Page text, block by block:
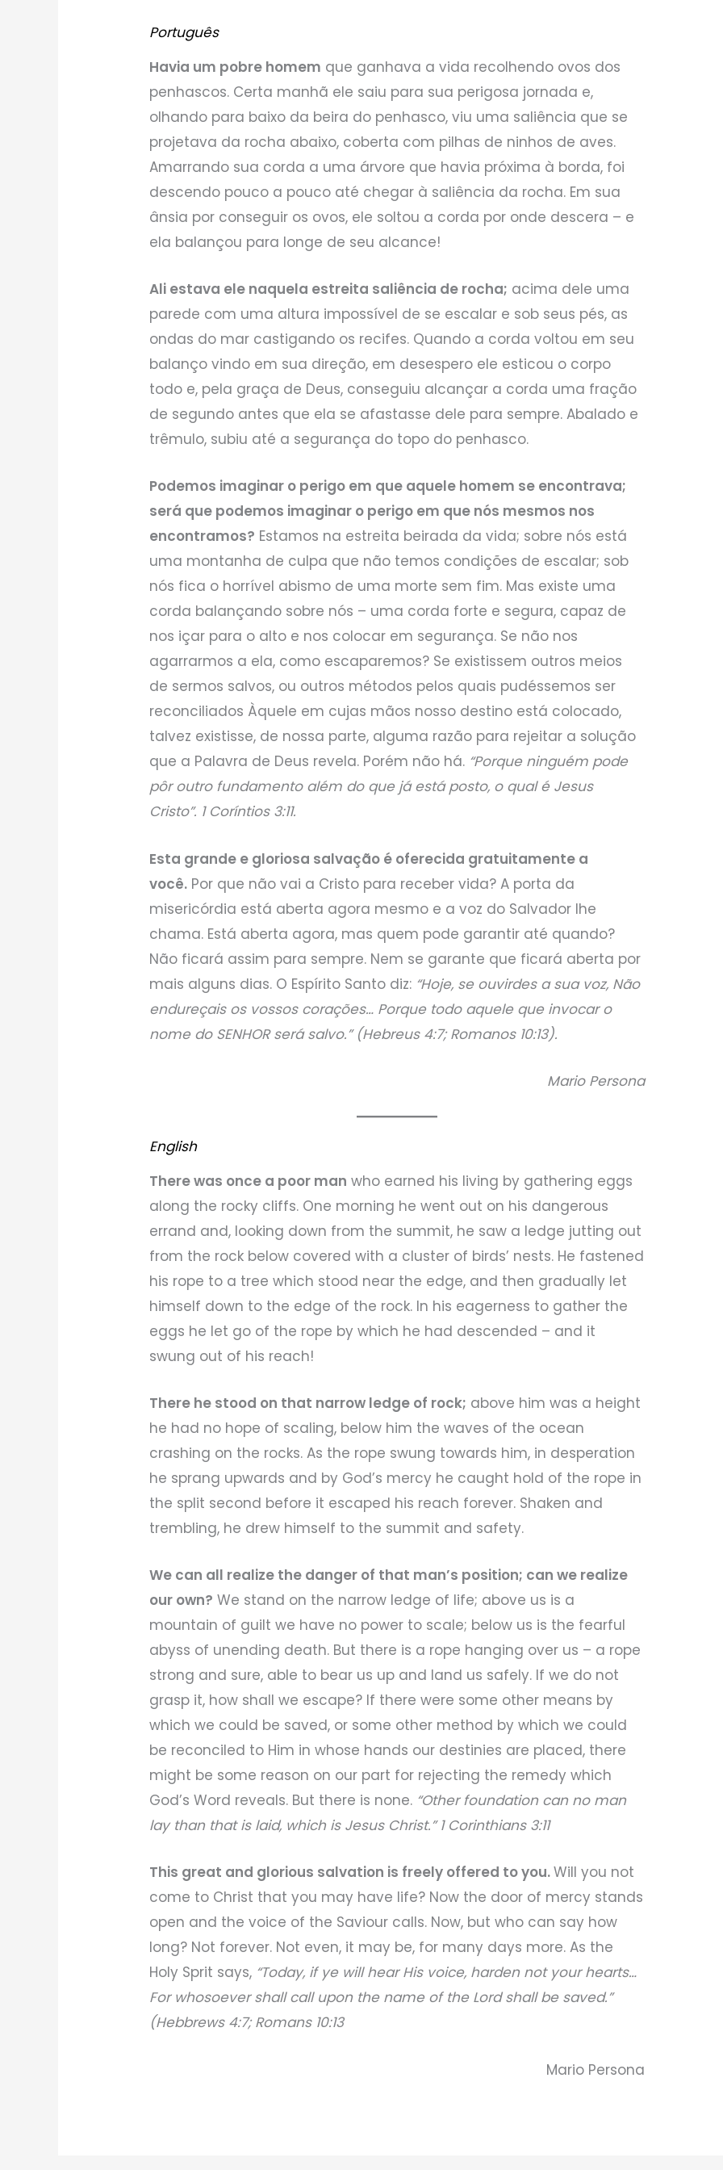
Português
Havia um pobre homem que ganhava a vida recolhendo ovos dos
penhascos. Certa manhã ele saiu para sua perigosa jornada e,
olhando para baixo da beira do penhasco, viu uma saliência que se
projetava da rocha abaixo, coberta com pilhas de ninhos de aves.
Amarrando sua corda a uma árvore que havia próxima à borda, foi
descendo pouco a pouco até chegar à saliência da rocha. Em sua
ânsia por conseguir os ovos, ele soltou a corda por onde descera – e
ela balançou para longe de seu alcance!
Ali estava ele naquela estreita saliência de rocha; acima dele uma
parede com uma altura impossível de se escalar e sob seus pés, as
ondas do mar castigando os recifes. Quando a corda voltou em seu
balanço vindo em sua direção, em desespero ele esticou o corpo
todo e, pela graça de Deus, conseguiu alcançar a corda uma fração
de segundo antes que ela se afastasse dele para sempre. Abalado e
trêmulo, subiu até a segurança do topo do penhasco.
Podemos imaginar o perigo em que aquele homem se encontrava;
será que podemos imaginar o perigo em que nós mesmos nos
encontramos? Estamos na estreita beirada da vida; sobre nós está
uma montanha de culpa que não temos condições de escalar; sob
nós fica o horrível abismo de uma morte sem fim. Mas existe uma
corda balançando sobre nós – uma corda forte e segura, capaz de
nos içar para o alto e nos colocar em segurança. Se não nos
agarrarmos a ela, como escaparemos? Se existissem outros meios
de sermos salvos, ou outros métodos pelos quais pudéssemos ser
reconciliados Àquele em cujas mãos nosso destino está colocado,
talvez existisse, de nossa parte, alguma razão para rejeitar a solução
que a Palavra de Deus revela. Porém não há. “Porque ninguém pode
pôr outro fundamento além do que já está posto, o qual é Jesus
Cristo”. 1 Coríntios 3:11.
Esta grande e gloriosa salvação é oferecida gratuitamente a
você. Por que não vai a Cristo para receber vida? A porta da
misericórdia está aberta agora mesmo e a voz do Salvador lhe
chama. Está aberta agora, mas quem pode garantir até quando?
Não ficará assim para sempre. Nem se garante que ficará aberta por
mais alguns dias. O Espírito Santo diz: “Hoje, se ouvirdes a sua voz, Não
endureçais os vossos corações… Porque todo aquele que invocar o
nome do SENHOR será salvo.” (Hebreus 4:7; Romanos 10:13).
Mario Persona
English
There was once a poor man who earned his living by gathering eggs
along the rocky cliffs. One morning he went out on his dangerous
errand and, looking down from the summit, he saw a ledge jutting out
from the rock below covered with a cluster of birds’ nests. He fastened
his rope to a tree which stood near the edge, and then gradually let
himself down to the edge of the rock. In his eagerness to gather the
eggs he let go of the rope by which he had descended – and it
swung out of his reach!
There he stood on that narrow ledge of rock; above him was a height
he had no hope of scaling, below him the waves of the ocean
crashing on the rocks. As the rope swung towards him, in desperation
he sprang upwards and by God’s mercy he caught hold of the rope in
the split second before it escaped his reach forever. Shaken and
trembling, he drew himself to the summit and safety.
We can all realize the danger of that man’s position; can we realize
our own? We stand on the narrow ledge of life; above us is a
mountain of guilt we have no power to scale; below us is the fearful
abyss of unending death. But there is a rope hanging over us – a rope
strong and sure, able to bear us up and land us safely. If we do not
grasp it, how shall we escape? If there were some other means by
which we could be saved, or some other method by which we could
be reconciled to Him in whose hands our destinies are placed, there
might be some reason on our part for rejecting the remedy which
God’s Word reveals. But there is none. “Other foundation can no man
lay than that is laid, which is Jesus Christ.” 1 Corinthians 3:11
This great and glorious salvation is freely offered to you.Will you not
come to Christ that you may have life? Now the door of mercy stands
open and the voice of the Saviour calls. Now, but who can say how
long? Not forever. Not even, it may be, for many days more. As the
Holy Sprit says, “Today, if ye will hear His voice, harden not your hearts…
For whosoever shall call upon the name of the Lord shall be saved.”
(Hebbrews 4:7; Romans 10:13
Mario Persona